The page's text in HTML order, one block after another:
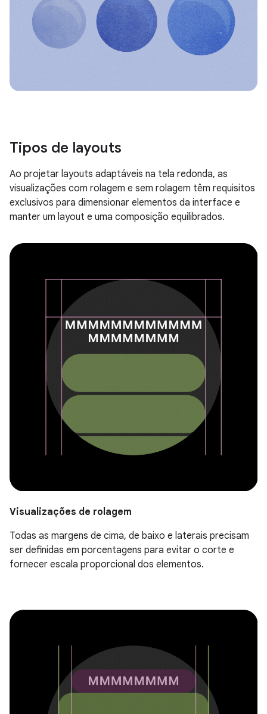
Tipos de layouts
Ao projetar layouts adaptáveis na tela redonda, as
visualizações com rolagem e sem rolagem têm requisitos
exclusivos para dimensionar elementos da interface e
manter um layout e uma composição equilibrados.
Visualizações de rolagem
Todas as margens de cima, de baixo e laterais precisam
ser definidas em porcentagens para evitar o corte e
fornecer escala proporcional dos elementos.